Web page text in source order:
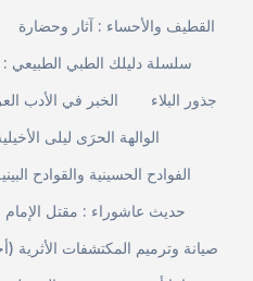
القطيف والأحساء : آثار وحضارة
سلسلة دليلك الطبي الطبيعي
الخبر في الأدب
جذور البلاء
الوالهة الحرَى ليلى
الفوادح الحسينية والقوادح
حديث عاشوراء : مقتل الإمام
صيانة وترميم المكتشفات الأثرية